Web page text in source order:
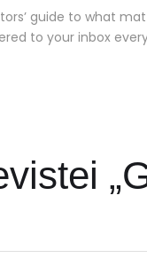
guide to what
to your inbox